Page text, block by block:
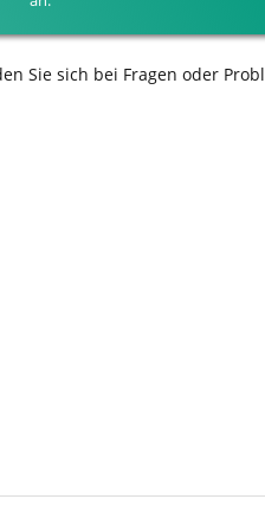
Sie sich bei Fragen oder